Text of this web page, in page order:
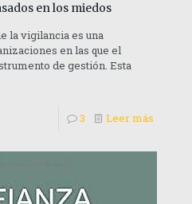
en los miedos
la vigilancia es una
en las que el
de gestión. Esta
3 Leer más